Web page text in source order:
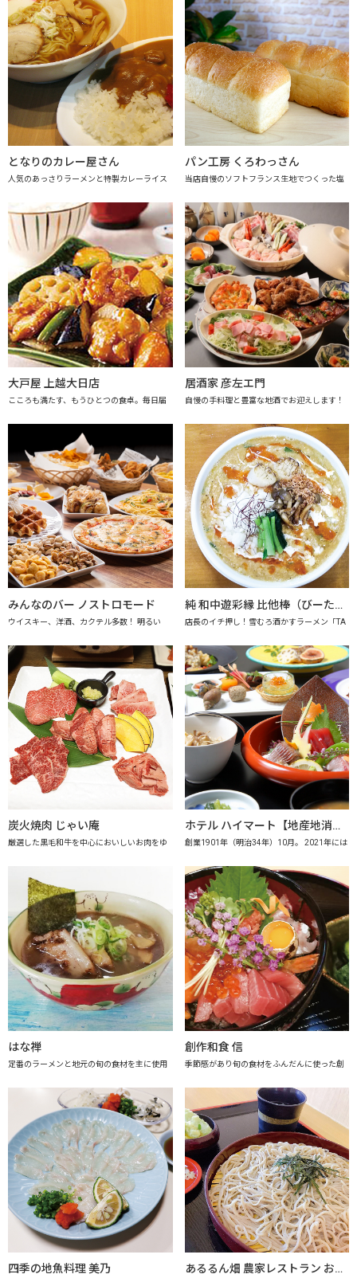
となりのカレー屋さん
人気のあっさりラーメンと特製カレーライス
パン工房 くろわっさん
当店自慢のソフトフランス生地でつくった塩
大戸屋 上越大日店
こころも満たす、もうひとつの食卓。毎日届
居酒家 彦左エ門
自慢の手料理と豊富な地酒でお迎えします！
みんなのバー ノストロモード
ウイスキー、洋酒、カクテル多数！ 明るい
純 和中遊彩縁 比他棒（びーたーばん）
店長のイチ押し！雪むろ酒かすラーメン「TA
炭火焼肉 じゃい庵
厳選した黒毛和牛を中心においしいお肉をゆ
ホテル ハイマート【地産地消の店認定店】
創業1901年（明治34年）10月。 2021年には
はな禅
定番のラーメンと地元の旬の食材を主に使用
創作和食 信
季節感があり旬の食材をふんだんに使った創
四季の地魚料理 美乃 あるるん畑 農家レストラン おかげさま 【上越市地産地消推進の店認定店】